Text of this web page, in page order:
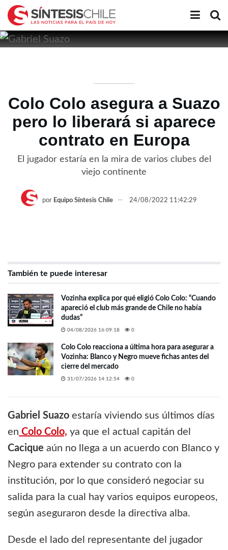
Colo Colo asegura a Suazo
pero lo liberará si aparece
contrato en Europa
El jugador estaría en la mira de varios clubes del
viejo continente
por Equipo Síntesis Chile 24/08/2022 11:42:29
También te puede interesar
Vozinha explica por qué eligió Colo Colo: “Cuando
apareció el club más grande de Chile no había
dudas”
04/08/2026 16:09:18 0
Colo Colo reacciona a última hora para asegurar a
Vozinha: Blanco y Negro mueve fichas antes del
cierre del mercado
31/07/2026 14:12:54 0
Gabriel Suazo estaría viviendo sus últimos días
en Colo Colo, ya que el actual capitán del
Cacique aún no llega a un acuerdo con Blanco y
Negro para extender su contrato con la
institución, por lo que consideró negociar su
salida para la cual hay varios equipos europeos,
según aseguraron desde la directiva alba.
Desde el lado del representante del jugador